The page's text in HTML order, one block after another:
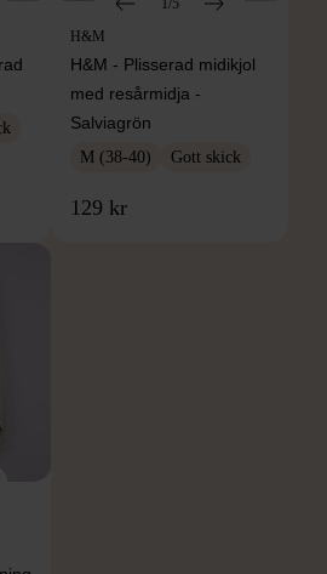
H&M
H&M - Plisserad midikjol
med resårmidja -
Salviagrön
M (38-40) Gott skick
129 kr